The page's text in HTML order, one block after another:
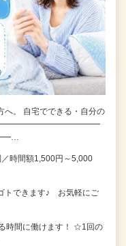
へ。 自宅でできる・自分の
！ ━━━━━━━━━━━━━━
時間額1,500円～5,000
トできます♪ お気軽にご
時間に働けます！ ☆1回の